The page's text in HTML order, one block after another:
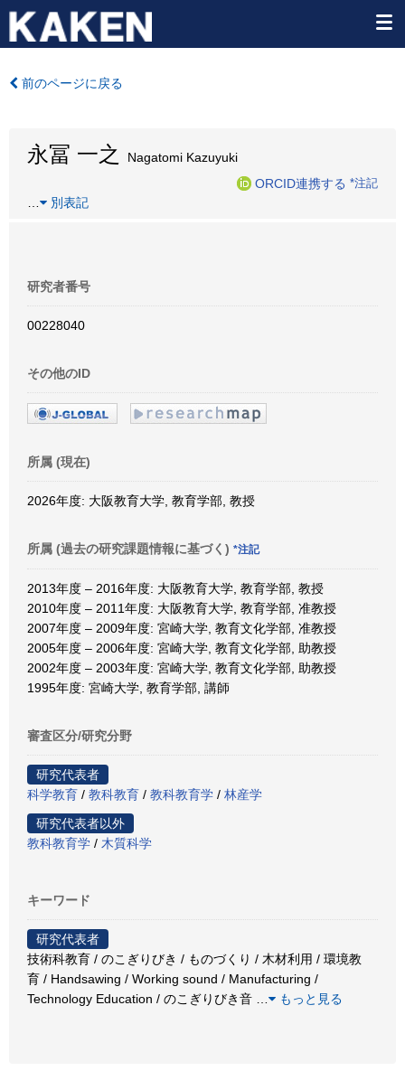
前のページに戻る
永冨 一之
Nagatomi Kazuyuki
ORCID連携する *注記
別表記
研究者番号
00228040
その他のID
所属 (現在)
2026年度: 大阪教育大学, 教育学部, 教授
所属 (過去の研究課題情報に基づく) *注記
2013年度 – 2016年度: 大阪教育大学, 教育学部, 教授
2010年度 – 2011年度: 大阪教育大学, 教育学部, 准教授
2007年度 – 2009年度: 宮崎大学, 教育文化学部, 准教授
2005年度 – 2006年度: 宮崎大学, 教育文化学部, 助教授
2002年度 – 2003年度: 宮崎大学, 教育文化学部, 助教授
1995年度: 宮崎大学, 教育学部, 講師
審査区分/研究分野
研究代表者
科学教育 / 教科教育 / 教科教育学 / 林産学
研究代表者以外
教科教育学 / 木質科学
キーワード
研究代表者
技術科教育 / のこぎりびき / ものづくり / 木材利用 / 環境教
育 / Handsawing / Working sound / Manufacturing /
Technology Education / のこぎりびき音
もっと見る